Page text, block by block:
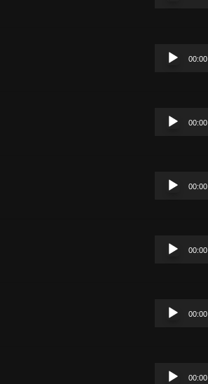
Reproductor
00:00
Reproductor
00:00
Reproductor
00:00
Reproductor
00:00
Reproductor
00:00
Reproductor
00:00